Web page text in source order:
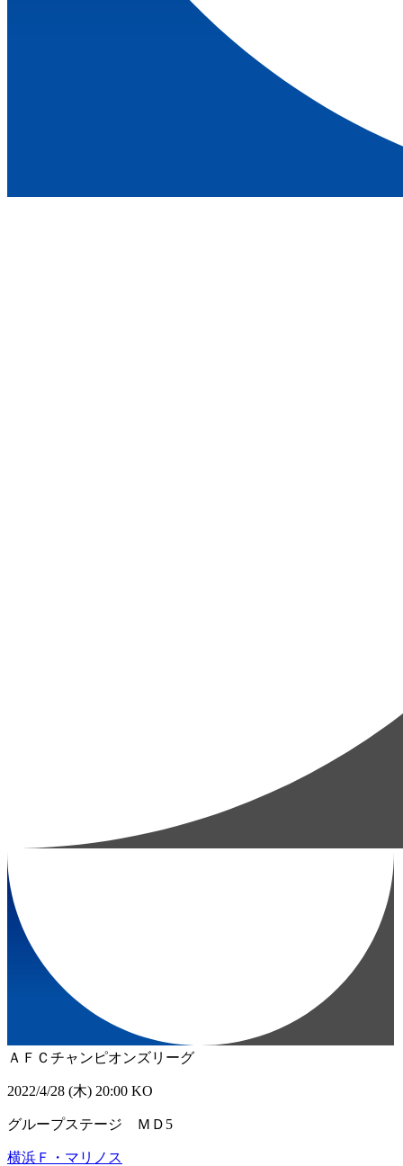
ＡＦＣチャンピオンズリーグ
2022/4/28 (木) 20:00 KO
グループステージ ＭＤ5
横浜Ｆ・マリノス